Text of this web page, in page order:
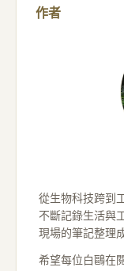
作者
從生物科技跨到
不斷記錄生活與
現場的筆記整理
希望每位白鷗在